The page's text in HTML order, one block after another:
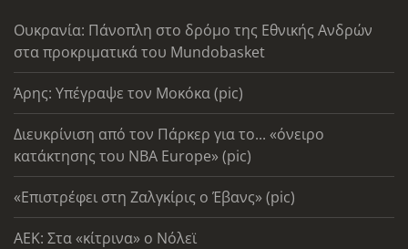
Ουκρανία: Πάνοπλη στο δρόμο της Εθνικής Ανδρών
στα προκριματικά του Mundobasket
Άρης: Υπέγραψε τον Μοκόκα (pic)
Διευκρίνιση από τον Πάρκερ για το... «όνειρο
κατάκτησης του ΝΒΑ Europe» (pic)
«Επιστρέφει στη Ζαλγκίρις ο Έβανς» (pic)
AEK: Στα «κίτρινα» ο Νόλεϊ